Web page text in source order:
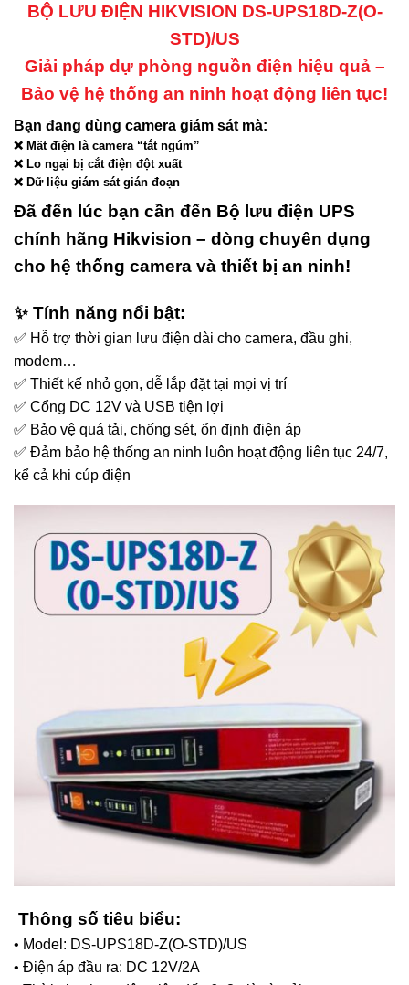
BỘ LƯU ĐIỆN HIKVISION DS-UPS18D-Z(O-
STD)/US
Giải pháp dự phòng nguồn điện hiệu quả –
Bảo vệ hệ thống an ninh hoạt động liên tục!
Bạn đang dùng camera giám sát mà:
❌ Mất điện là camera “tắt ngúm”
❌ Lo ngại bị cắt điện đột xuất
❌ Dữ liệu giám sát gián đoạn
Đã đến lúc bạn cần đến Bộ lưu điện UPS
chính hãng Hikvision – dòng chuyên dụng
cho hệ thống camera và thiết bị an ninh!
✨ Tính năng nổi bật:
✅ Hỗ trợ thời gian lưu điện dài cho camera, đầu ghi,
modem…
✅ Thiết kế nhỏ gọn, dễ lắp đặt tại mọi vị trí
✅ Cổng DC 12V và USB tiện lợi
✅ Bảo vệ quá tải, chống sét, ổn định điện áp
✅ Đảm bảo hệ thống an ninh luôn hoạt động liên tục 24/7,
kể cả khi cúp điện
Thông số tiêu biểu:
• Model: DS-UPS18D-Z(O-STD)/US
• Điện áp đầu ra: DC 12V/2A